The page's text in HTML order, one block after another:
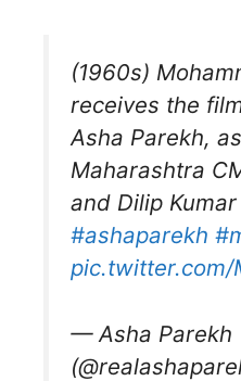
(1960s)
receives the
Asha Parekh,
Maharashtra
and Dilip
#ashaparekh
pic.twitter.com/
— Asha Parekh